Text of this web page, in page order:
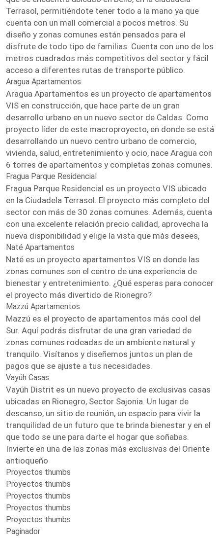
Terrasol, permitiéndote tener todo a la mano ya que
cuenta con un mall comercial a pocos metros. Su
diseño y zonas comunes están pensados para el
disfrute de todo tipo de familias. Cuenta con uno de los
metros cuadrados más competitivos del sector y fácil
acceso a diferentes rutas de transporte público.
Aragua Apartamentos
Aragua Apartamentos es un proyecto de apartamentos
VIS en construcción, que hace parte de un gran
desarrollo urbano en un nuevo sector de Caldas. Como
proyecto líder de este macroproyecto, en donde se está
desarrollando un nuevo centro urbano de comercio,
vivienda, salud, entretenimiento y ocio, nace Aragua con
6 torres de apartamentos y completas zonas comunes.
Fragua Parque Residencial
Fragua Parque Residencial es un proyecto VIS ubicado
en la Ciudadela Terrasol. El proyecto más completo del
sector con más de 30 zonas comunes. Además, cuenta
con una excelente relación precio calidad, aprovecha la
nueva disponibilidad y elige la vista que más desees,
Naté Apartamentos
Naté es un proyecto apartamentos VIS en donde las
zonas comunes son el centro de una experiencia de
bienestar y entretenimiento. ¿Qué esperas para conocer
el proyecto más divertido de Rionegro?
Mazzú Apartamentos
Mazzú es el proyecto de apartamentos más cool del
Sur. Aquí podrás disfrutar de una gran variedad de
zonas comunes rodeadas de un ambiente natural y
tranquilo. Visítanos y diseñemos juntos un plan de
pagos que se ajuste a tus necesidades.
Vayúh Casas
Vayúh Distrit es un nuevo proyecto de exclusivas casas
ubicadas en Rionegro, Sector Sajonia. Un lugar de
descanso, un sitio de reunión, un espacio para vivir la
tranquilidad de un futuro que te brinda bienestar y en el
que todo se une para darte el hogar que soñabas.
Invierte en una de las zonas más exclusivas del Oriente
antioqueño
Proyectos thumbs
Proyectos thumbs
Proyectos thumbs
Proyectos thumbs
Proyectos thumbs
Paginador